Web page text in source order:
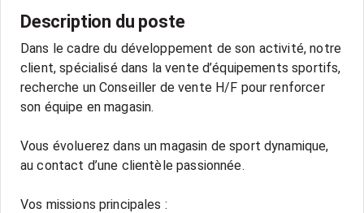
Description du poste
Dans le cadre du développement de son activité, notre
client, spécialisé dans la vente d’équipements sportifs,
recherche un Conseiller de vente H/F pour renforcer
son équipe en magasin.
Vous évoluerez dans un magasin de sport dynamique,
au contact d’une clientèle passionnée.
Vos missions principales :